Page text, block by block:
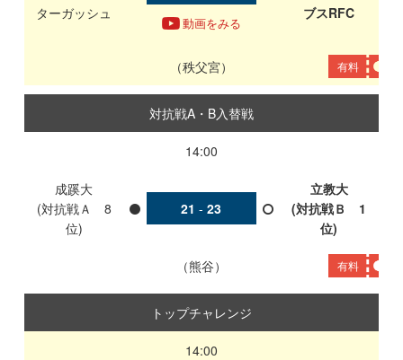
ターガッシュ
動画をみる
ブスRFC
秩父宮 有料
対抗戦A・B入替戦
14:00
成蹊大
(対抗戦Ａ 8
位)
21 - 23
立教大
(対抗戦Ｂ 1
位)
熊谷 有料
トップチャレンジ
14:00